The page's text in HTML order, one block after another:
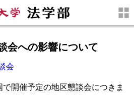
会への影響について
会
開催予定の地区懇談会につきま